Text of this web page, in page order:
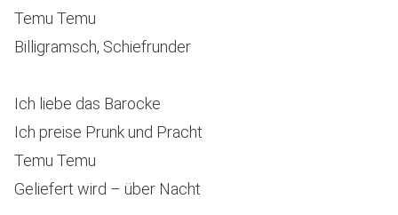
Temu Temu
Billigramsch, Schiefrunder
Ich liebe das Barocke
Ich preise Prunk und Pracht
Temu Temu
Geliefert wird – über Nacht